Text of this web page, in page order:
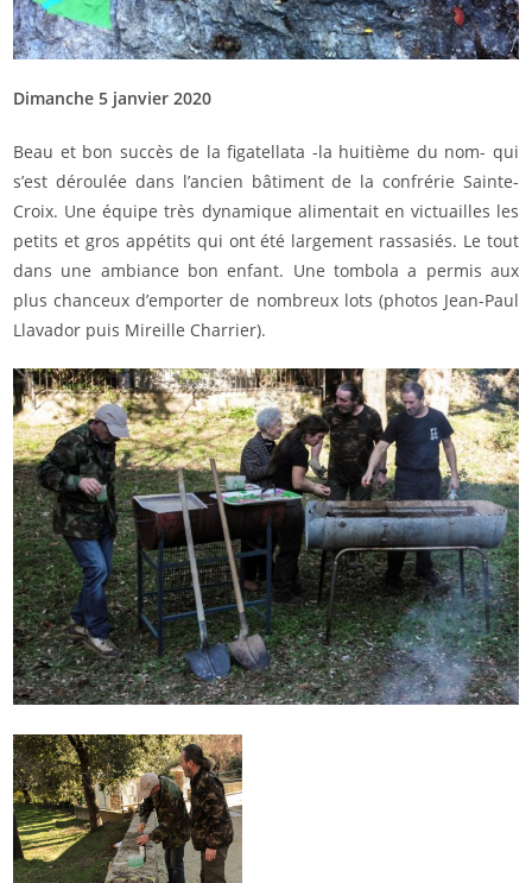
Dimanche 5 janvier 2020
Beau et bon succès de la figatellata -la huitième du nom- qui
s’est déroulée dans l’ancien bâtiment de la confrérie Sainte-
Croix. Une équipe très dynamique alimentait en victuailles les
petits et gros appétits qui ont été largement rassasiés. Le tout
dans une ambiance bon enfant. Une tombola a permis aux
plus chanceux d’emporter de nombreux lots (photos Jean-Paul
Llavador puis Mireille Charrier).